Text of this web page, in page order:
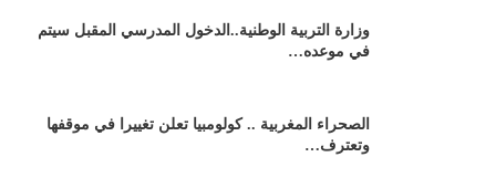
وزارة التربية الوطنية..الدخول المدرسي المقبل سیتم
في موعده…
الصحراء المغربية .. كولومبيا تعلن تغييرا في موقفها
وتعترف…